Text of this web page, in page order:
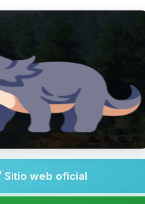
Sitio web oficial